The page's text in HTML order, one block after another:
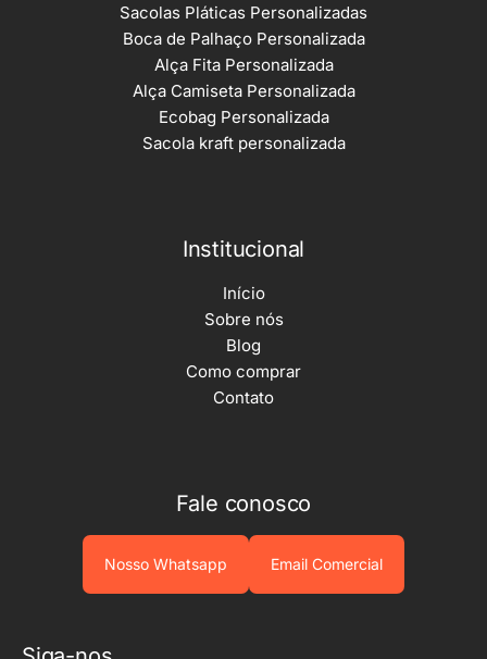
Sacolas Pláticas Personalizadas
Boca de Palhaço Personalizada
Alça Fita Personalizada
Alça Camiseta Personalizada
Ecobag Personalizada
Sacola kraft personalizada
Institucional
Início
Sobre nós
Blog
Como comprar
Contato
Fale conosco
Nosso Whatsapp Email Comercial